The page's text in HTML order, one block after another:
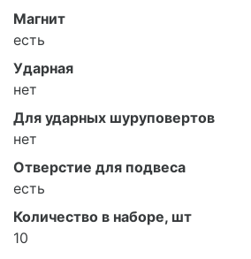
Магнит
есть
Ударная
нет
Для ударных шуруповертов
нет
Отверстие для подвеса
есть
Количество в наборе, шт
10